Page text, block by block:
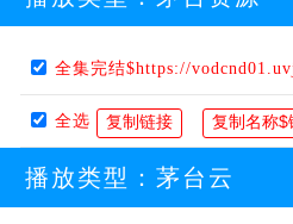
全集完结$https://
全选
播放类型： 茅台云